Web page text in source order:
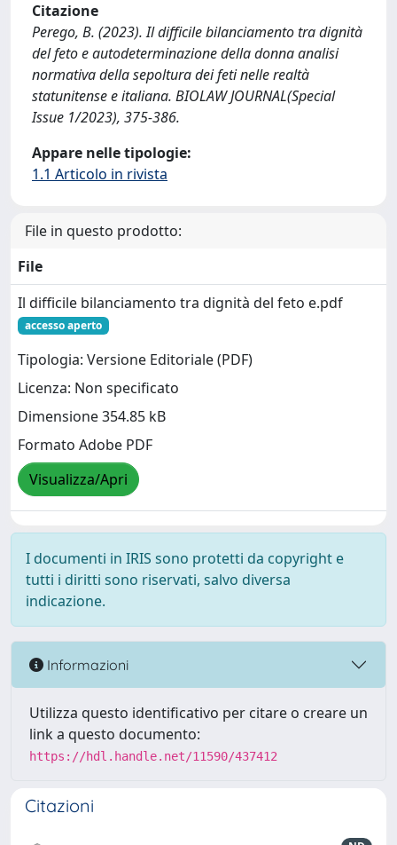
Citazione
Perego, B. (2023). Il difficile bilanciamento tra dignità
del feto e autodeterminazione della donna analisi
normativa della sepoltura dei feti nelle realtà
statunitense e italiana. BIOLAW JOURNAL(Special
Issue 1/2023), 375-386.
Appare nelle tipologie:
1.1 Articolo in rivista
File in questo prodotto:
File
Il difficile bilanciamento tra dignità del feto e.pdf
accesso aperto
Tipologia: Versione Editoriale (PDF)
Licenza: Non specificato
Dimensione 354.85 kB
Formato Adobe PDF
Visualizza/Apri
I documenti in IRIS sono protetti da copyright e
tutti i diritti sono riservati, salvo diversa
indicazione.
Informazioni
Utilizza questo identificativo per citare o creare un
link a questo documento:
https://hdl.handle.net/11590/437412
Citazioni